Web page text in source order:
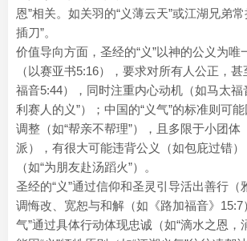
恩”相关。如关羽的“义薄云天”或江湖兄弟
插刀”。
价值导向方面，圣经的“义”以神的公义为唯
（以赛亚书5:16），要求对所有人公正，甚
福音5:44），同时注重内心动机（如马太福
利赛人的义”）；中国的“义气”的标准则可
调整（如“帮亲不帮理”），且多限于小团体
派），有很大可能违背公义（如包庇过错
（如“为朋友赴汤蹈火”）。
圣经的“义”通过信仰和圣灵引导活出善行（
调悔改、宽恕与和解（如《路加福音》15:7
气”通过具体行动体现忠诚（如“滴水之恩，